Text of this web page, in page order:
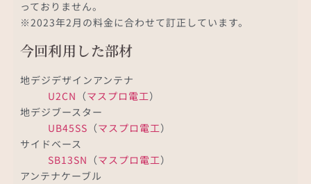
っておりません。
※2023年2月の料金に合わせて訂正しています。
今回利用した部材
地デジデザインアンテナ
U2CN （マスプロ電工）
地デジブースター
UB45SS （マスプロ電工）
サイドベース
SB13SN （マスプロ電工）
アンテナケーブル